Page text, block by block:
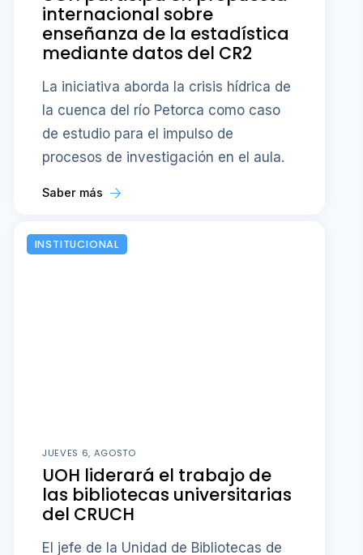
internacional sobre
enseñanza de la estadística
mediante datos del CR2
La iniciativa aborda la crisis hídrica de
la cuenca del río Petorca como caso
de estudio para el impulso de
procesos de investigación en el aula.
Saber más
INSTITUCIONAL
JUEVES 6, AGOSTO
UOH liderará el trabajo de
las bibliotecas universitarias
del CRUCH
El jefe de la Unidad de Bibliotecas de